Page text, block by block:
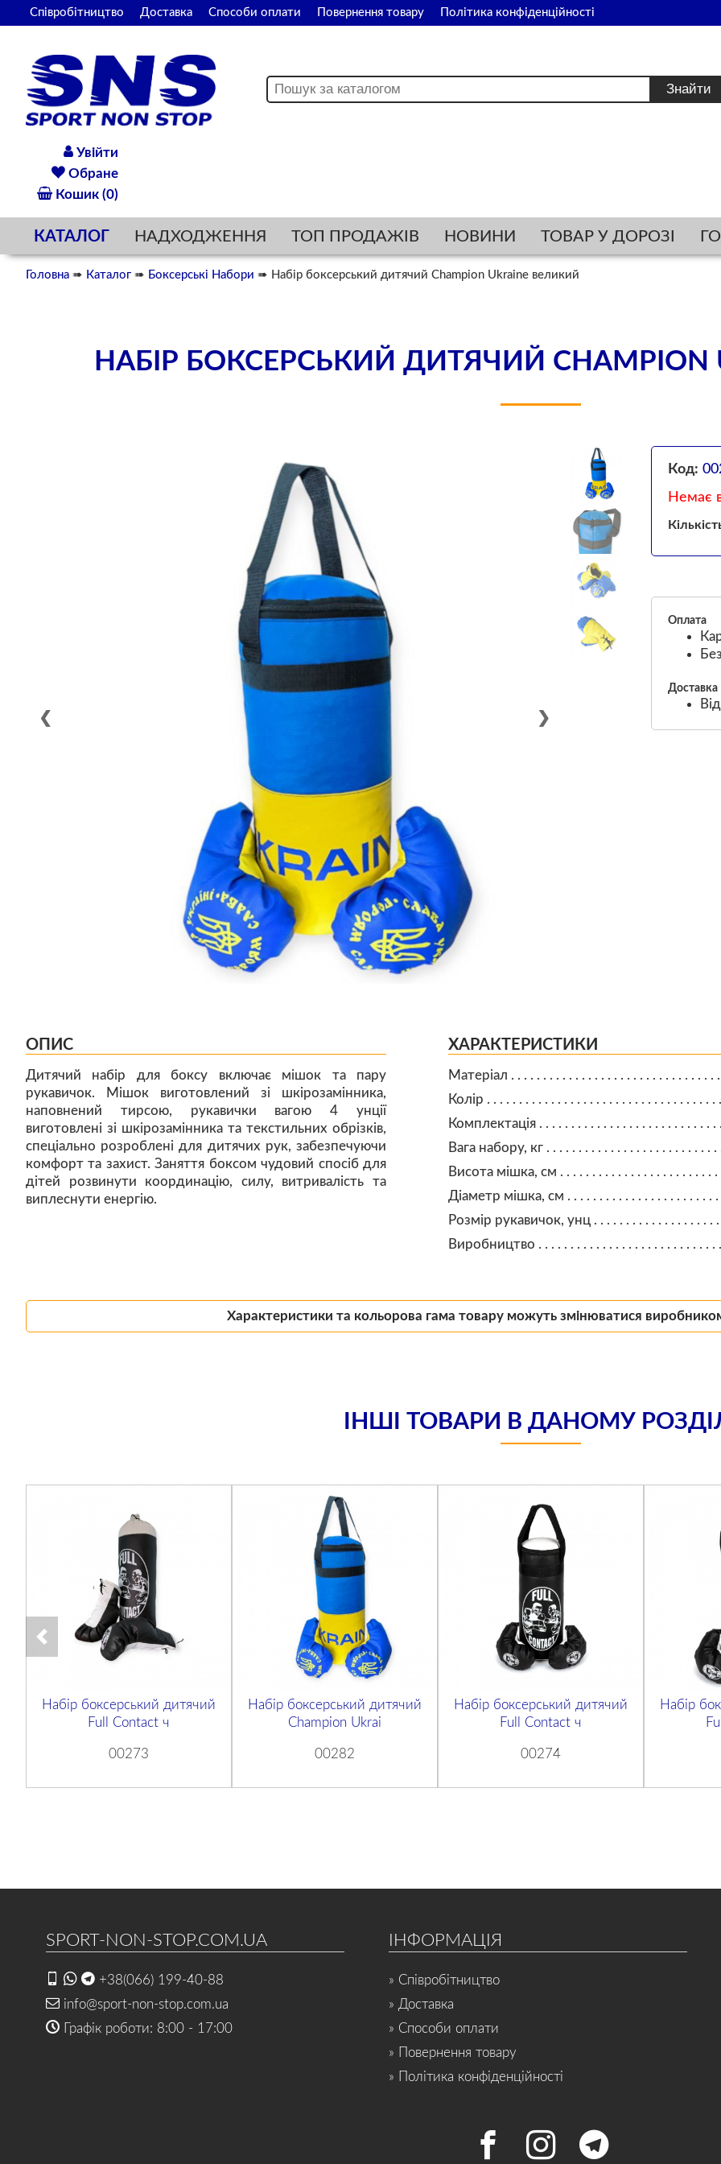
Співробітництво Доставка Способи оплати Повернення товару Політика конфіденційності
Увійти
Обране
Кошик (0)
КАТАЛОГ НАДХОДЖЕННЯ ТОП ПРОДАЖІВ НОВИНИ ТОВАР У ДОРОЗІ
Головна ➠ Каталог ➠ Боксерські Набори ➠ Набір боксерський дитячий Champion Ukraine великий
НАБІР БОКСЕРСЬКИЙ ДИТЯЧИЙ CHAMPION
❮ ❯
Код:
Немає
Оплата
Доставка
ОПИС
Дитячий набір для боксу включає мішок та пару
рукавичок. Мішок виготовлений зі шкірозамінника,
наповнений тирсою, рукавички вагою 4 унції
виготовлені зі шкірозамінника та текстильних обрізків,
спеціально розроблені для дитячих рук, забезпечуючи
комфорт та захист. Заняття боксом чудовий спосіб для
дітей розвинути координацію, силу, витривалість та
виплеснути енергію.
ХАРАКТЕРИСТИКИ
Матеріал
Колір
Комплектація
Вага набору, кг
Висота мішка, см
Діаметр мішка, см
Розмір рукавичок, унц
Виробництво
Характеристики та кольорова гама товару можуть змінюватися
ІНШІ ТОВАРИ В ДАНОМУ
Набір боксерський дитячий
Full Contact ч
00273
Набір боксерський дитячий
Champion Ukrai
00282
Набір боксерський дитячий
Full Contact ч
00274
Набір
SPORT-NON-STOP.COM.UA
+38(066) 199-40-88
info@sport-non-stop.com.ua
Графік роботи: 8:00 - 17:00
ІНФОРМАЦІЯ
» Співробітництво
» Доставка
» Способи оплати
» Повернення товару
» Політика конфіденційності